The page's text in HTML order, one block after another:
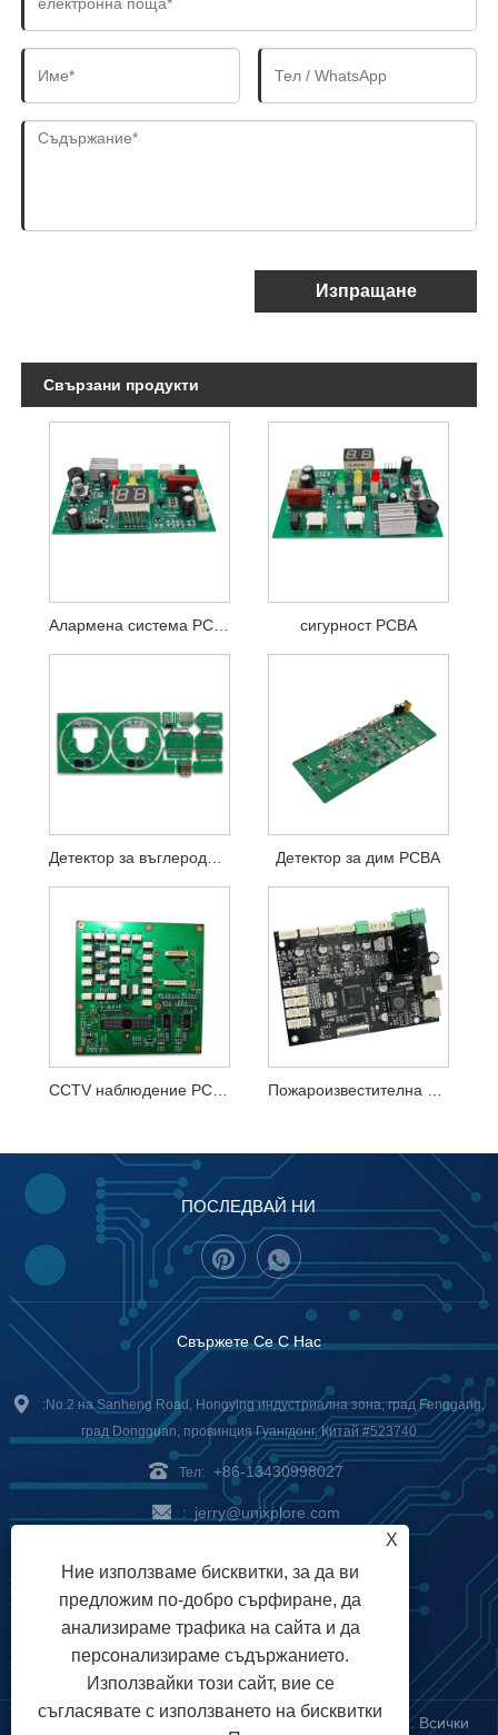
Изпращане
Свързани продукти
сигурност PCBA
Детектор за въглероден окис PCBA Детектор за дим PCBA
CCTV наблюдение PCBA Пожароизвестителна PCBA
ПОСЛЕДВАЙ НИ
Свържете Се С Нас
:No.2 на Sanheng Road, Hongying индустриална зона, град Fenggang,
град Dongguan, провинция Гуангдонг, Китай #523740
Тел: +86-13430998027
: jerry@unixplore.com
Delivery Service
Payment
Options
Авторско право © 2023 Unixplore Electronics Co., Ltd. Всички
X
Ние използваме бисквитки, за да ви
предложим по-добро сърфиране, да
анализираме трафика на сайта и да
персонализираме съдържанието.
Използвайки този сайт, вие се
съгласявате с използването на бисквитки